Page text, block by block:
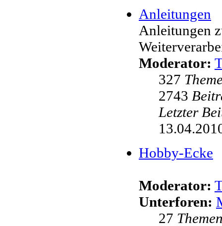
Anleitungen
Anleitungen
Moderator:
327
2743
Letzter
Hobby-Ecke
Moderator:
Unterforen:
27